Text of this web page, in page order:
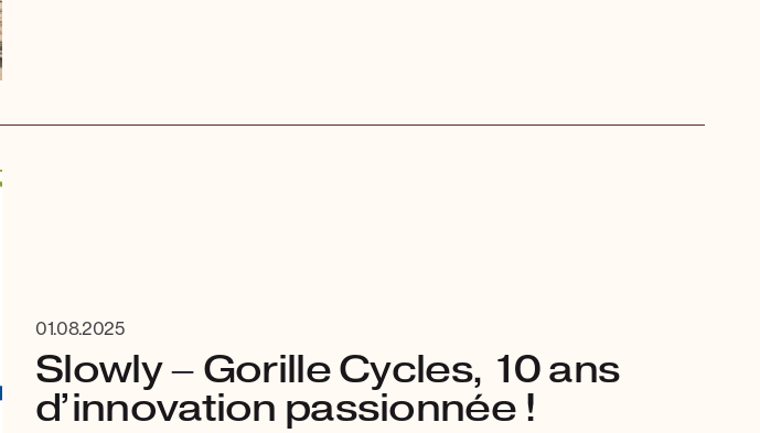
01.08.2025
Slowly – Gorille Cycles, 10 ans
d’innovation passionnée !